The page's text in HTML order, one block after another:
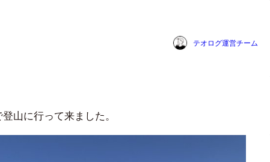
テオログ運営チーム
山に行って来ました。